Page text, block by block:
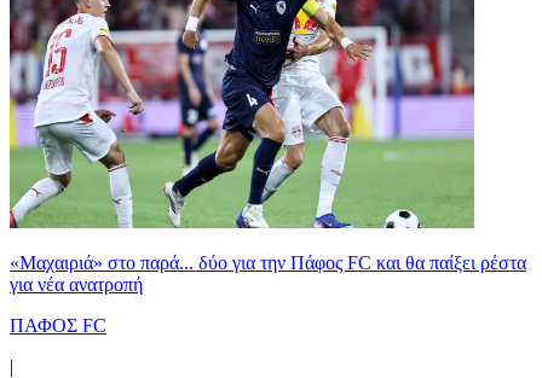
«Μαχαιριά» στο παρά... δύο για την Πάφος FC και θα παίξει ρέστα
για νέα ανατροπή
ΠΑΦΟΣ FC
|